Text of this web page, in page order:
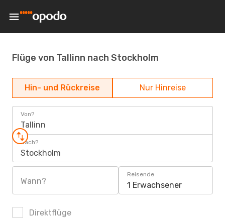
Flüge von Tallinn nach Stockholm
Hin- und Rückreise Nur Hinreise
Von?
Tallinn
Nach?
Stockholm
Wann?
Reisende
1 Erwachsener
Direktflüge